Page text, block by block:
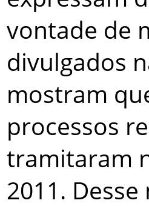
vontade de
divulgados
mostram
processos
tramitaram
2011.